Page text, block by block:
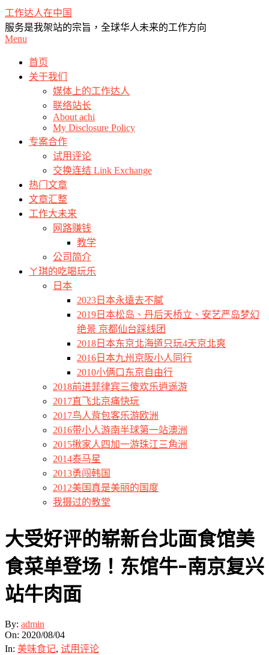
Skip
to
content
工作达人在中国
服务是我架站的宗旨，全球华人未来的工作方向
Primary
Menu
Menu
首页
关于我们
媒体上的工作达人
联络站长
About achi
My Disclosure Policy
专案合作
试用评论
交换连结 Link Exchange
热门文章
文章汇整
工作大未来
网路赚钱
教学
公司简介
ㄚ琪的吃喝玩乐
日本
2023日本永遠去不膩
2019日本松岛、丹后天桥立、安艺严岛梦幻
绝景 京都仙台踩线团
2018日本东京北海道只玩4天京北爽
2016日本九州京阪小人同行
2010小俩口东京自由行
2018前进菲律宾三傻欢乐逍遥游
2017直飞北京痛快玩
2017鸟人背包客乐游欧洲
2016带小人游南半球第一站澳洲
2015揪家人四加一游珠江三角洲
2014泰马星
2013勇闯韩国
2012美国真是美丽的国度
我摄过的教堂
大受好评的崭新台北面食馆美
食菜单登场！东馆牛-南京复兴
站牛肉面
By: admin
On: 2020/08/04
In: 美味食记, 试用评论